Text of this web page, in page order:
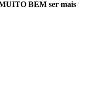
BEM ser mais